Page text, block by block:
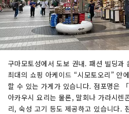
구마모토성에서 도보 권내. 패션 빌딩과
최대의 쇼핑 아케이드 “시모토오리” 안
할 수 있는 가게가 있습니다. 점포명은
아카우시 요리는 물론, 말회나 가라시렌
리, 숙성 고기 등도 제공하고 있습니다.